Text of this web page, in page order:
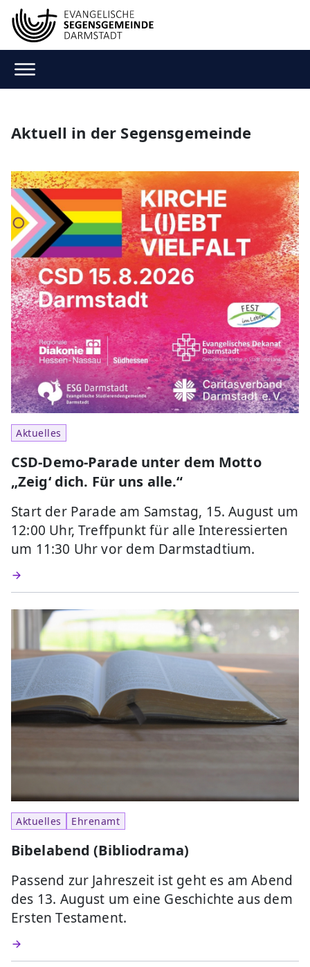
Aktuell in der Segensgemeinde
Aktuelles
CSD-Demo-Parade unter dem Motto
„Zeig‘ dich. Für uns alle.“
Start der Parade am Samstag, 15. August um
12:00 Uhr, Treffpunkt für alle Interessierten
um 11:30 Uhr vor dem Darmstadtium.
Aktuelles Ehrenamt
Bibelabend (Bibliodrama)
Passend zur Jahreszeit ist geht es am Abend
des 13. August um eine Geschichte aus dem
Ersten Testament.